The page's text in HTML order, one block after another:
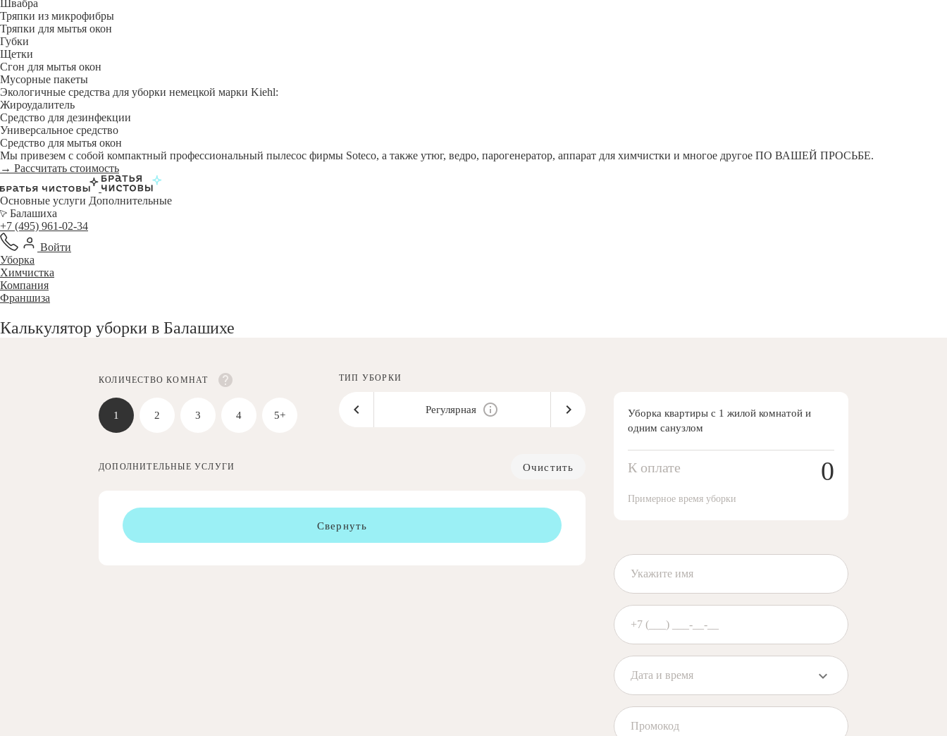
Швабра
Тряпки из микрофибры
Тряпки для мытья окон
Губки
Щетки
Сгон для мытья окон
Мусорные пакеты
Экологичные средства для уборки немецкой марки Kiehl:
Жироудалитель
Средство для дезинфекции
Универсальное средство
Средство для мытья окон
Мы привезем с собой компактный профессиональный пылесос фирмы Soteco, а также утюг, ведро, парогенератор, аппарат для химчистки и многое другое ПО ВАШЕЙ ПРОСЬБЕ.
→ Рассчитать стоимость
Основные услуги Дополнительные
Балашиха
+7 (495) 961-02-34
Войти
Уборка
Химчистка
Компания
Франшиза
Калькулятор уборки в Балашихе
КОЛИЧЕСТВО КОМНАТ
1 2 3 4 5+
ТИП УБОРКИ
Регулярная
ДОПОЛНИТЕЛЬНЫЕ УСЛУГИ Очистить
Свернуть
Уборка квартиры с 1 жилой комнатой и
одним санузлом
К оплате 0
Примерное время уборки